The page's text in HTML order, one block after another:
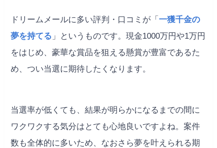
ドリームメールに多い評判・口コミが「一獲千金の
夢を持てる 」というものです。現金1000万円や1万円
をはじめ、豪華な賞品を狙える懸賞が豊富であるた
め、つい当選に期待したくなります。
当選率が低くても、結果が明らかになるまでの間に
ワクワクする気分はとても心地良いですよね。案件
数も全体的に多いため、なおさら夢を叶えられる期